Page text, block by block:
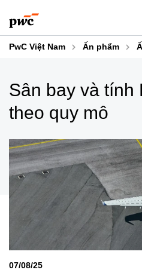
PwC Việt Nam Ấn phẩm
Sân bay và tính
theo quy mô
07/08/25